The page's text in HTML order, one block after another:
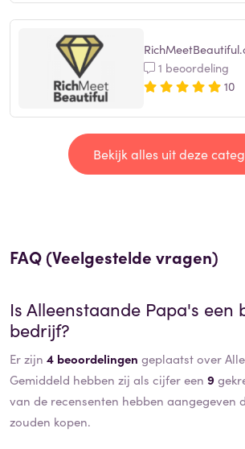
1 beoordeling
10
Bekijk alles uit deze
FAQ (Veelgestelde vragen)
IsAlleenstaande Papa's een
bedrijf?
Er zijn 4 beoordelingen geplaatst over
Gemiddeld hebben zij als cijfer een 9
van de recensenten hebben aangegeven
zouden kopen.